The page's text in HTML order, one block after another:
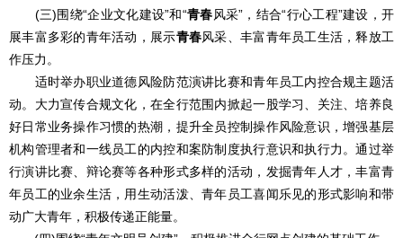
(三)围绕“企业文化建设”和“青春风采”，结合“行心工程”建设，开
展丰富多彩的青年活动，展示青春风采、丰富青年员工生活，释放工
作压力。
适时举办职业道德风险防范演讲比赛和青年员工内控合规主题活
动。大力宣传合规文化，在全行范围内掀起一股学习、关注、培养良
好日常业务操作习惯的热潮，提升全员控制操作风险意识，增强基层
机构管理者和一线员工的内控和案防制度执行意识和执行力。通过举
行演讲比赛、辩论赛等各种形式多样的活动，发掘青年人才，丰富青
年员工的业余生活，用生动活泼、青年员工喜闻乐见的形式影响和带
动广大青年，积极传递正能量。